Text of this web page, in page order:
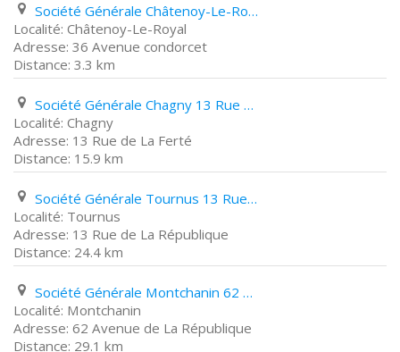
Société Générale Châtenoy-Le-Royal 36 Avenue condorcet
Châtenoy-Le-Royal
36 Avenue condorcet
3.3 km
Société Générale Chagny 13 Rue de La Ferté
Chagny
13 Rue de La Ferté
15.9 km
Société Générale Tournus 13 Rue de La République
Tournus
13 Rue de La République
24.4 km
Société Générale Montchanin 62 Avenue de La République
Montchanin
62 Avenue de La République
29.1 km